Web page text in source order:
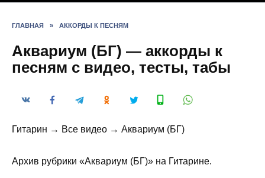
ГЛАВНАЯ » АККОРДЫ К ПЕСНЯМ
Аквариум (БГ) — аккорды к
песням с видео, тесты, табы
Гитарин → Все видео → Аквариум (БГ)
Архив рубрики «Аквариум (БГ)» на Гитарине.